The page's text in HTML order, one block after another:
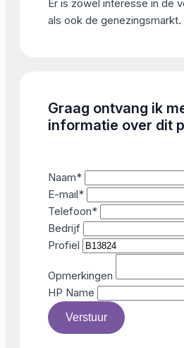
Er is zowel interesse in de
als ook de genezingsmarkt.
Graag ontvang ik
informatie over dit
Naam*
E-mail*
Telefoon*
Bedrijf
Profiel
Opmerkingen
HP Name
Verstuur